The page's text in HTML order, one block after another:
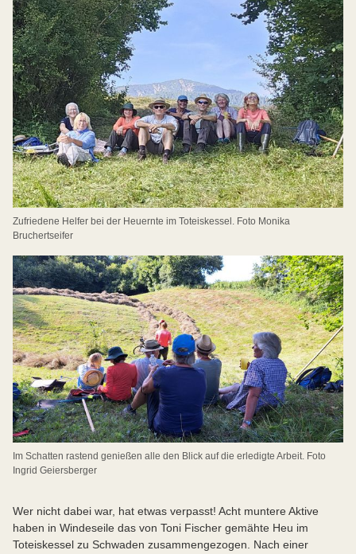
Zufriedene Helfer bei der Heuernte im Toteiskessel. Foto Monika
Bruchertseifer
Im Schatten rastend genießen alle den Blick auf die erledigte Arbeit. Foto
Ingrid Geiersberger
Wer nicht dabei war, hat etwas verpasst! Acht muntere Aktive
haben in Windeseile das von Toni Fischer gemähte Heu im
Toteiskessel zu Schwaden zusammengezogen. Nach einer